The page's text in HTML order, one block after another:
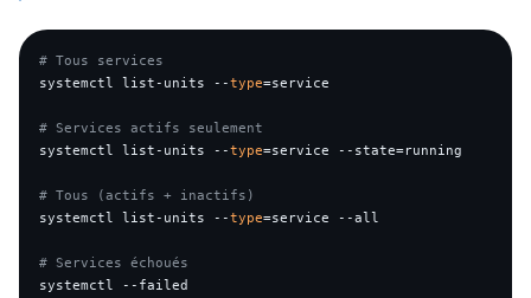
# Tous services
systemctl list-units --type=service
# Services actifs seulement
systemctl list-units --type=service --state=running
# Tous (actifs + inactifs)
systemctl list-units --type=service --all
# Services échoués
systemctl --failed